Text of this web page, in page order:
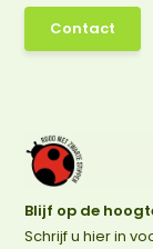
Contact
Blijf op de
Schrijf u hier in